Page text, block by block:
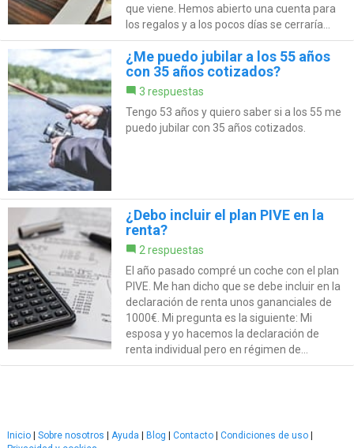
que viene. Hemos abierto una cuenta para
los regalos y a los pocos días se cerraría...
¿Me puedo jubilar a los 55 años
con 35 años cotizados?
3 respuestas
Tengo 53 años y quiero saber si a los 55 me
puedo jubilar con 35 años cotizados.
¿Debo incluir el plan PIVE en la
renta?
2 respuestas
El año pasado compré un coche con el plan
PIVE. Me han dicho que se debe incluir en la
declaración de renta unos gananciales de
1000€. Mi pregunta es la siguiente: Mi
esposa y yo hacemos la declaración de
renta individual pero en régimen de...
Inicio Sobre nosotros Ayuda Blog Contacto Condiciones de uso